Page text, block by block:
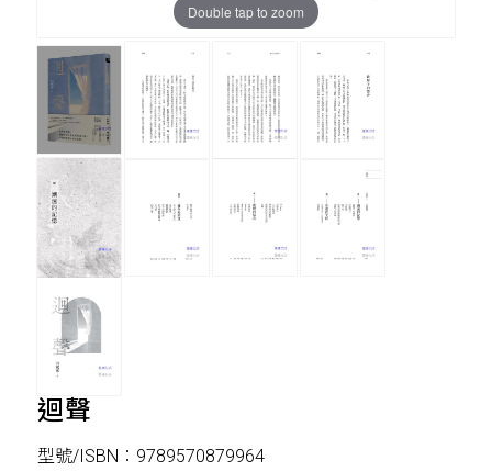
Double tap to zoom
迴聲
型號/ISBN：9789570879964